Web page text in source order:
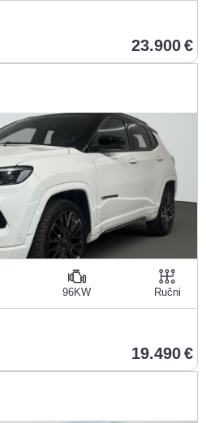
23.900
96KW Ručni
19.490